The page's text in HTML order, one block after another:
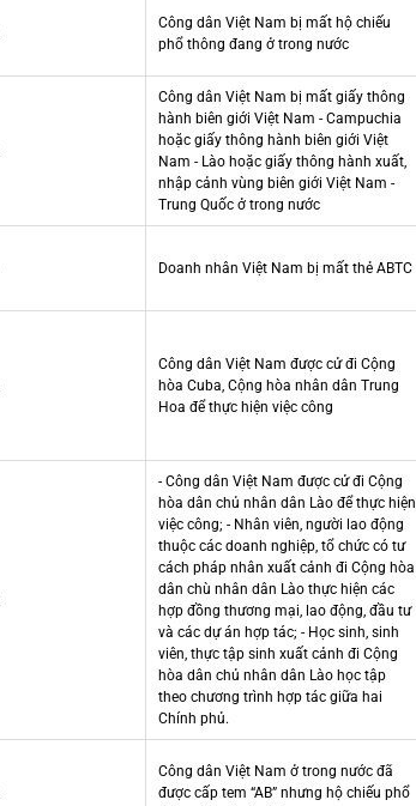
Công dân Việt Nam bị mất hộ chiếu
phổ thông đang ở trong nước
Công dân Việt Nam bị mất giấy thông
hành biên giới Việt Nam - Campuchia
hoặc giấy thông hành biên giới Việt
Nam - Lào hoặc giấy thông hành xuất,
nhập cảnh vùng biên giới Việt Nam -
Trung Quốc ở trong nước
Doanh nhân Việt Nam bị mất thẻ ABTC
Công dân Việt Nam được cử đi Cộng
hòa Cuba, Cộng hòa nhân dân Trung
Hoa để thực hiện việc công
- Công dân Việt Nam được cử đi Cộng
hòa dân chủ nhân dân Lào để thực hiện
việc công; - Nhân viên, người lao động
thuộc các doanh nghiệp, tổ chức có tư
cách pháp nhân xuất cảnh đi Cộng hòa
dân chù nhân dân Lào thực hiện các
hợp đồng thương mại, lao động, đầu tư
và các dự án hợp tác; - Học sinh, sinh
viên, thực tập sinh xuất cảnh đi Cộng
hòa dân chủ nhân dân Lào học tập
theo chương trình hợp tác giữa hai
Chính phủ.
Công dân Việt Nam ở trong nước đã
được cấp tem “AB” nhưng hộ chiếu phổ